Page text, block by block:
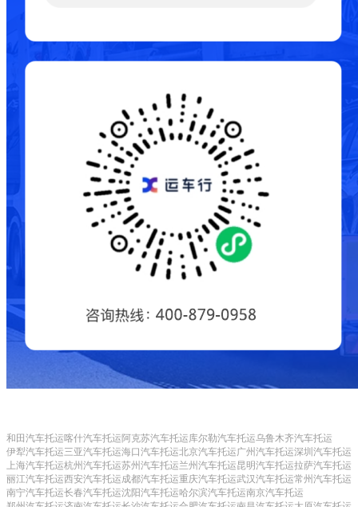
和田汽车托运喀什汽车托运 阿克苏汽车托运库尔勒汽车托运乌鲁木齐汽车托运
伊犁汽车托运三亚汽车托运海口汽车托运北京汽车托运广州汽车托运深圳汽车托运
上海汽车托运杭州汽车托运苏州汽车托运兰州汽车托运昆明汽车托运拉萨汽车托运
丽江汽车托运西安汽车托运成都汽车托运重庆汽车托运武汉汽车托运常州汽车托运
南宁汽车托运长春汽车托运沈阳汽车托运哈尔滨汽车托运南京汽车托运